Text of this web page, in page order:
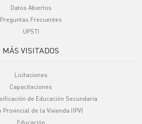
Datos Abiertos
Preguntas Frecuentes
UPSTI
MÁS VISITADOS
Licitaciones
Capacitaciones
de Educación Secundaria
Provincial de la Vivienda (IPV)
Educación